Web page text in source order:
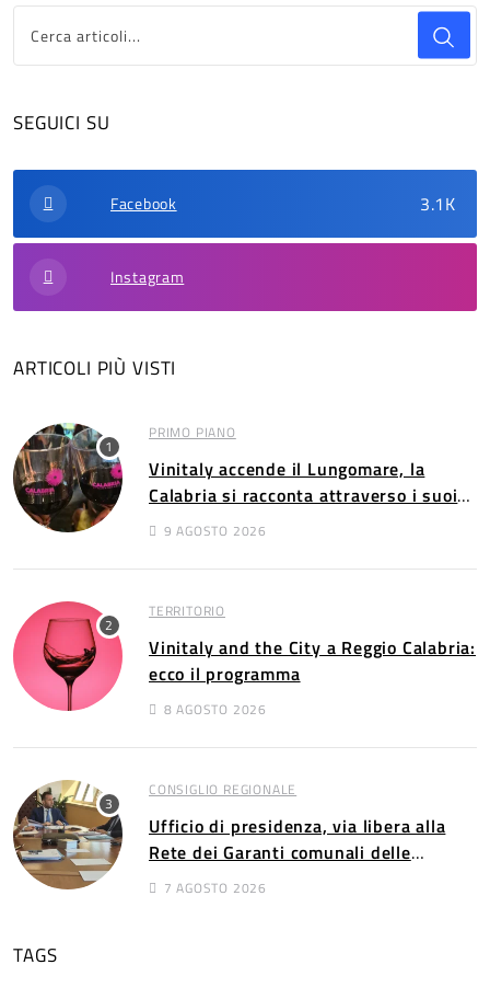
SEGUICI SU
3.1K
Facebook
Instagram
ARTICOLI PIÙ VISTI
PRIMO PIANO
Vinitaly accende il Lungomare, la
Calabria si racconta attraverso i suoi
vini9 AGOSTO 2026
TERRITORIO
Vinitaly and the City a Reggio Calabria:
ecco il programma
8 AGOSTO 2026
CONSIGLIO REGIONALE
Ufficio di presidenza, via libera alla
Rete dei Garanti comunali delle
persone con disabilità​​
7 AGOSTO 2026
TAGS